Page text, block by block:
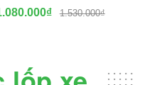
1.530.000₫